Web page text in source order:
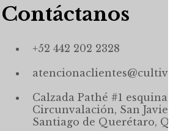
Contáctanos
+52 442 202 2328
Calzada Pathé #1 esquina,
Circunvalación, San
Santiago de Querétaro,